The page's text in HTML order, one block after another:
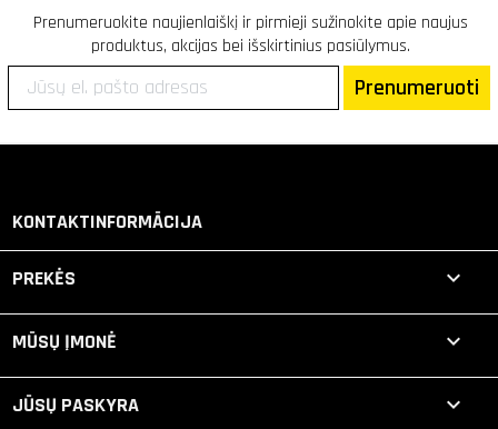
Prenumeruokite naujienlaiškį ir pirmieji sužinokite apie naujus
produktus, akcijas bei išskirtinius pasiūlymus.
Prenumeruoti
KONTAKTINFORMĀCIJA
PREKĖS 
MŪSŲ ĮMONĖ 
JŪSŲ PASKYRA 